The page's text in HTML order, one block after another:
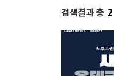
검색결과 총 2